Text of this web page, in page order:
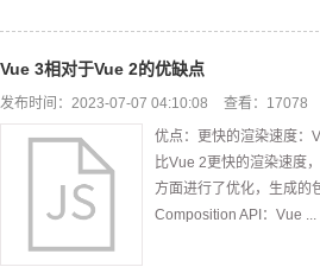
Vue 3相对于Vue 2的优缺点
发布时间：2023-07-07 04:10:08
查看：17078
优点：更快的渲染速度：
比Vue 2更快的渲染速度
方面进行了优化，生成的
Composition API：Vue ...